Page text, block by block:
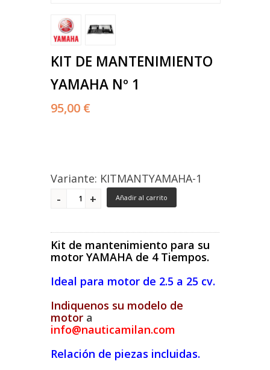
KIT DE MANTENIMIENTO
YAMAHA Nº 1
95,00 €
Variante: KITMANTYAMAHA-1
Añadir al carrito
Kit de mantenimiento para su
motor YAMAHA de 4 Tiempos.
Ideal para motor de 2.5 a 25 cv.
Indiquenos su modelo de
motor a
info@nauticamilan.com
Relación de piezas incluidas.